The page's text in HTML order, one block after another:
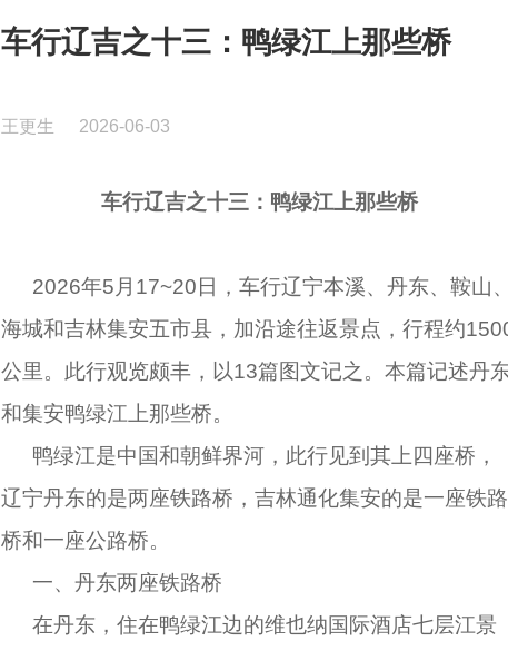
车行辽吉之十三：鸭绿江上那些桥
王更生 2026-06-03
车行辽吉之十三：鸭绿江上那些桥
2026年5月17~20日，车行辽宁本溪、丹东、鞍山、
海城和吉林集安五市县，加沿途往返景点，行程约
公里。此行观览颇丰，以13篇图文记之。本篇记述丹
和集安鸭绿江上那些桥。
鸭绿江是中国和朝鲜界河，此行见到其上四座桥，
辽宁丹东的是两座铁路桥，吉林通化集安的是一座铁路
桥和一座公路桥。
一、丹东两座铁路桥
在丹东，住在鸭绿江边的维也纳国际酒店七层江景